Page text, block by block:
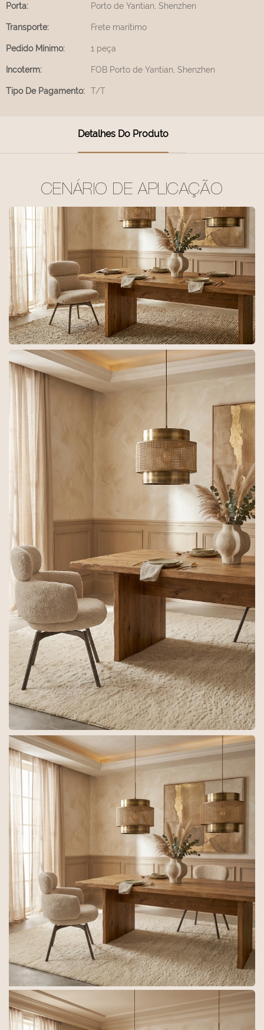
Porta: Porto de Yantian, Shenzhen
Transporte: Frete marítimo
Pedido Mínimo: 1 peça
Incoterm: FOB Porto de Yantian, Shenzhen
Tipo De Pagamento: T/T
Detalhes Do Produto
CENÁRIO DE APLICAÇÃO